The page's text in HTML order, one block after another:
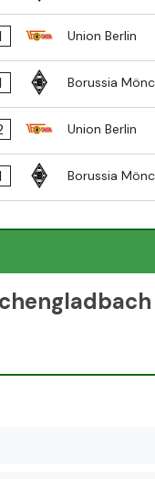
Union Berlin
Borussia
Union Berlin
Borussia